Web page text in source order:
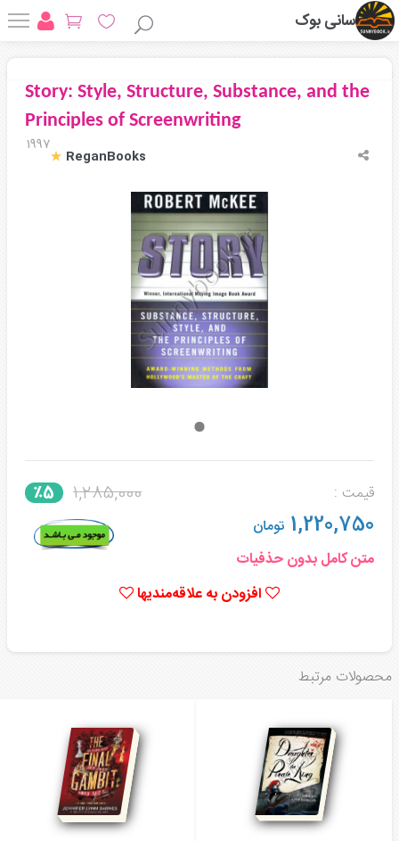
سانی بوک
Story: Style, Structure, Substance, and the
Principles of Screenwriting
1997
ReganBooks
قیمت : 1,285,000 ٪5
1,220,750 تومان
متن کامل بدون حذفیات
افزودن به علاقه‌مندیها
محصولات مرتبط